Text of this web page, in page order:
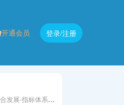
开通会员
登录/注册
数字经济综合发展-指标体系构建及测算